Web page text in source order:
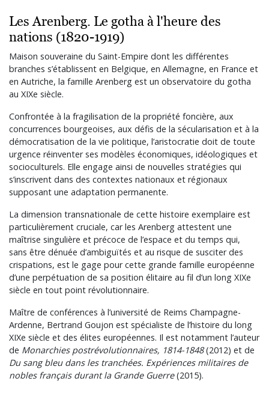
Les Arenberg. Le gotha à l'heure des
nations (1820-1919)
Maison souveraine du Saint-Empire dont les différentes
branches s’établissent en Belgique, en Allemagne, en France et
en Autriche, la famille Arenberg est un observatoire du gotha
au XIXe siècle.
Confrontée à la fragilisation de la propriété foncière, aux
concurrences bourgeoises, aux défis de la sécularisation et à la
démocratisation de la vie politique, l’aristocratie doit de toute
urgence réinventer ses modèles économiques, idéologiques et
socioculturels. Elle engage ainsi de nouvelles stratégies qui
s’inscrivent dans des contextes nationaux et régionaux
supposant une adaptation permanente.
La dimension transnationale de cette histoire exemplaire est
particulièrement cruciale, car les Arenberg attestent une
maîtrise singulière et précoce de l’espace et du temps qui,
sans être dénuée d’ambiguïtés et au risque de susciter des
crispations, est le gage pour cette grande famille européenne
d’une perpétuation de sa position élitaire au fil d’un long XIXe
siècle en tout point révolutionnaire.
Maître de conférences à l’université de Reims Champagne-
Ardenne, Bertrand Goujon est spécialiste de l’histoire du long
XIXe siècle et des élites européennes. Il est notamment l’auteur
de Monarchies post­révolutionnaires, 1814-1848(2012) et de
Du sang bleu dans les tranchées. Expériences militaires de
nobles français durant la Grande Guerre(2015).